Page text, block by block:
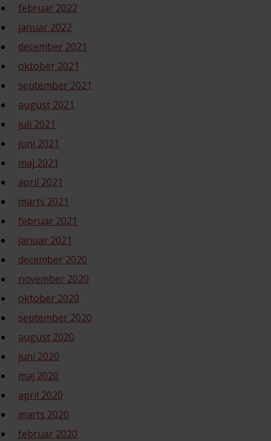
februar 2022
januar 2022
december 2021
oktober 2021
september 2021
august 2021
juli 2021
juni 2021
maj 2021
april 2021
marts 2021
februar 2021
januar 2021
december 2020
november 2020
oktober 2020
september 2020
august 2020
juni 2020
maj 2020
april 2020
marts 2020
februar 2020